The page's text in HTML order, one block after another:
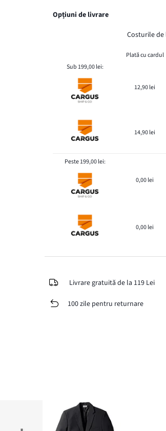
Opțiuni de livrare
Costurile
Plată cu cardul
Sub 199,00 lei:
12,90 lei
14,90 lei
Peste 199,00 lei:
0,00 lei
0,00 lei
Livrare gratuită de la 119 Lei
100 zile pentru returnare